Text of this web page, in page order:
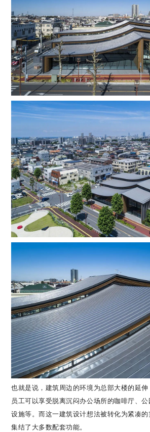
也就是说，建筑周边的环境为总部大楼的延
员工可以享受脱离沉闷办公场所的咖啡厅、
设施等。而这一建筑设计想法被转化为紧凑
集结了大多数配套功能。